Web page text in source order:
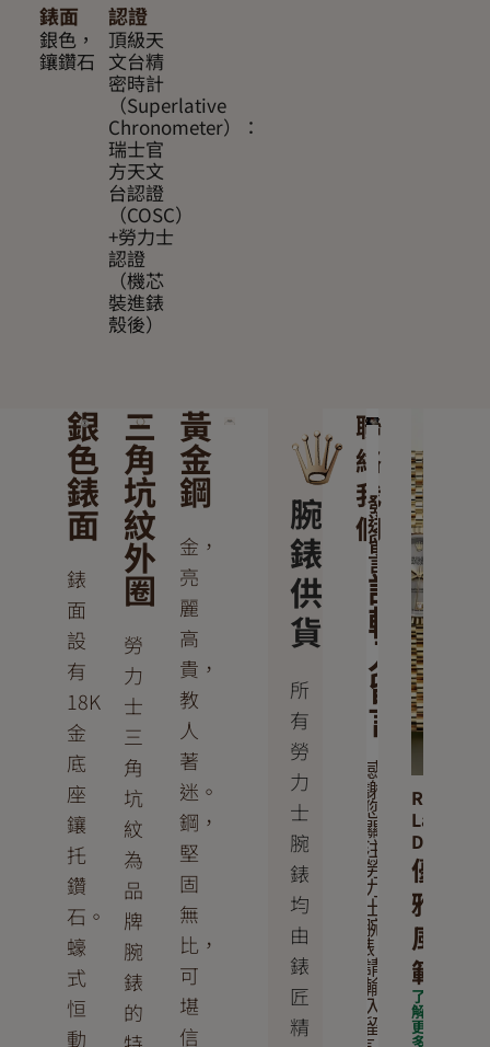
錶面
銀色，
鑲鑽石
認證
頂級天
文台精
密時計
（Superlative
Chronometer）：
瑞士官
方天文
台認證
（COSC）
+勞力士
認證
（機芯
裝進錶
殼後）
銀
色
錶
面
錶
面
設
有
18K
金
底
座
鑲
托
鑽
石。
蠔
式
恒
動
三
角
坑
紋
外
圈
勞
力
士
三
角
坑
紋
為
品
牌
腕
錶
的
黃
金
鋼
金，
亮
麗
高
貴，
教
人
著
迷。
鋼，
堅
固
無
比，
可
堪
信
腕
錶
供
貨
所
有
勞
力
士
腕
錶
均
由
錶
匠
精
聯
絡
我
們
發
送
留
言
請
輸
入
留
言
感
謝
您
關
注
勞
力
士
腕
錶。
請
輸
入
留
Rolex
Lady-
Datejust
優
雅
風
範
了
解
更
多